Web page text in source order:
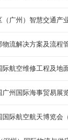
广州）智慧交通产
流解决方案及流程
航空维修工程及地
广州国际海事贸易展
际航空航天博览会